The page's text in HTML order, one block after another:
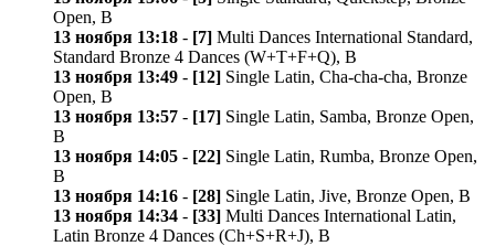
Open, B
13 ноября 13:18 - [7] Multi Dances International Standard,
Standard Bronze 4 Dances (W+T+F+Q), B
13 ноября 13:49 - [12] Single Latin, Cha-cha-cha, Bronze
Open, B
13 ноября 13:57 - [17] Single Latin, Samba, Bronze Open,
B
13 ноября 14:05 - [22] Single Latin, Rumba, Bronze Open,
B
13 ноября 14:16 - [28] Single Latin, Jive, Bronze Open, B
13 ноября 14:34 - [33] Multi Dances International Latin,
Latin Bronze 4 Dances (Ch+S+R+J), B